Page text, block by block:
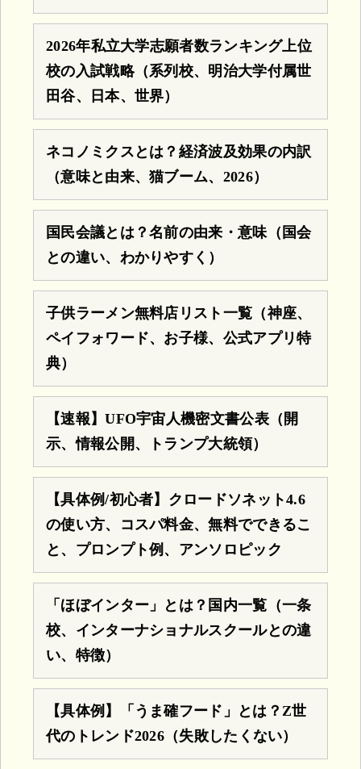
2026年私立大学志願者数ランキング上位
校の入試戦略（系列校、明治大学付属世
田谷、日本、世界）
ネコノミクスとは？経済波及効果の内訳
（意味と由来、猫ブーム、2026）
国民会議とは？名前の由来・意味（国会
との違い、わかりやすく）
子供ラーメン無料店リスト一覧（神座、
ペイフォワード、お子様、公式アプリ特
典）
【速報】UFO宇宙人機密文書公表（開
示、情報公開、トランプ大統領）
【具体例/初心者】クロードソネット4.6
の使い方、コスパ料金、無料でできるこ
と、プロンプト例、アンソロピック
「ほぼインター」とは？国内一覧（一条
校、インターナショナルスクールとの違
い、特徴）
【具体例】「うま確フード」とは？Z世
代のトレンド2026（失敗したくない）